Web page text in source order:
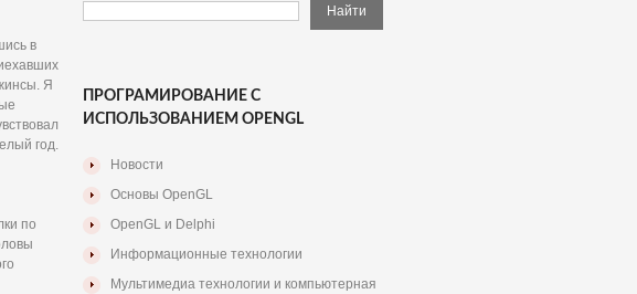
в
Я
год.
по
ПРОГРАМИРОВАНИЕ С
ИСПОЛЬЗОВАНИЕМ OPENGL
Новости
Основы OpenGL
OpenGL и Delphi
Информационные технологии
Мультимедиа технологии и компьютерная